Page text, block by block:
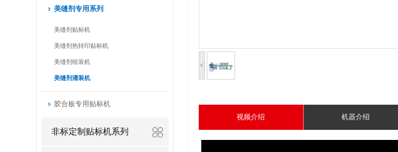
美缝剂专用系列
美缝剂贴标机
美缝剂热转印贴标机
美缝剂组装机
美缝剂灌装机
胶合板专用贴标机
非标定制贴标机系列
<
视频介绍 机器介绍